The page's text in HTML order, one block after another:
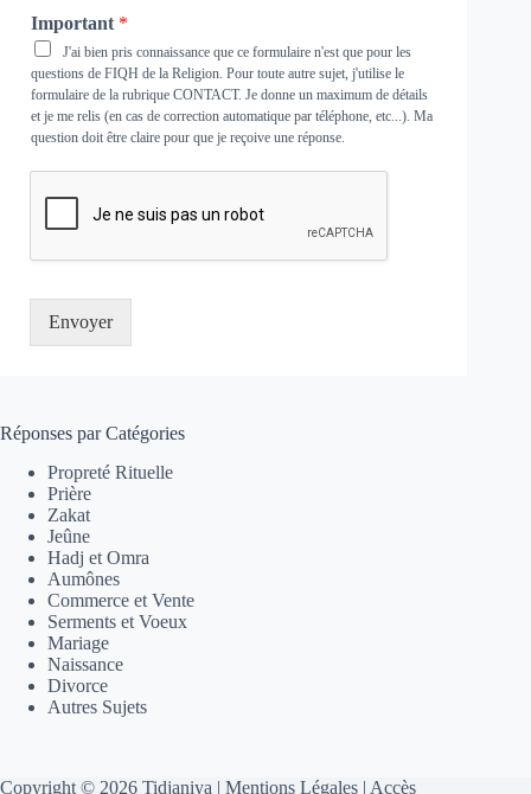
Important *
J'ai bien pris connaissance que ce formulaire n'est que pour les
questions de FIQH de la Religion. Pour toute autre sujet, j'utilise le
formulaire de la rubrique CONTACT. Je donne un maximum de détails
et je me relis (en cas de correction automatique par téléphone, etc...). Ma
question doit être claire pour que je reçoive une réponse.
Envoyer
Réponses par Catégories
Propreté Rituelle
Prière
Zakat
Jeûne
Hadj et Omra
Aumônes
Commerce et Vente
Serments et Voeux
Mariage
Naissance
Divorce
Autres Sujets
Copyright © 2026 Tidjaniya | Mentions Légales | Accès